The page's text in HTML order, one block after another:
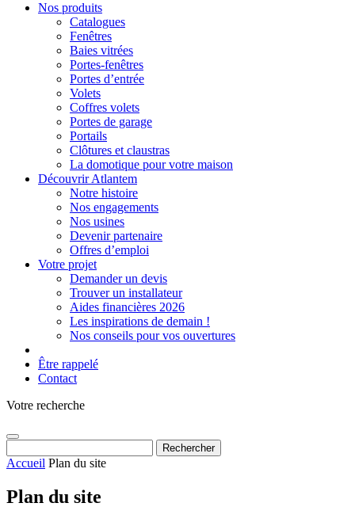
Nos produits
Catalogues
Fenêtres
Baies vitrées
Portes-fenêtres
Portes d’entrée
Volets
Coffres volets
Portes de garage
Portails
Clôtures et claustras
La domotique pour votre maison
Découvrir Atlantem
Notre histoire
Nos engagements
Nos usines
Devenir partenaire
Offres d’emploi
Votre projet
Demander un devis
Trouver un installateur
Aides financières 2026
Les inspirations de demain !
Nos conseils pour vos ouvertures
Être rappelé
Contact
Votre recherche
Accueil Plan du site
Plan du site